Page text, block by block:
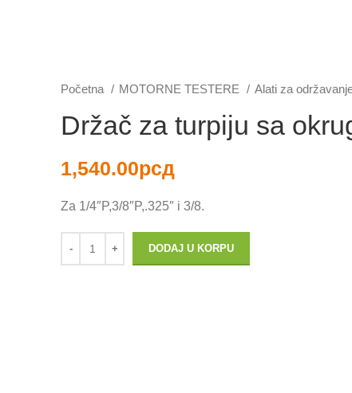
Početna MOTORNE TESTERE Alati za
Držač za turpiju sa
1,540.00рсд
Za 1/4″P,3/8″P,.325″ i 3/8.
DODAJ U KORPU